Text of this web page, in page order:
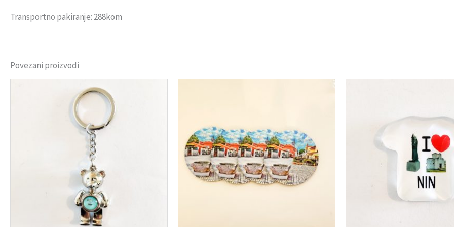
Transportno pakiranje: 288kom
Povezani proizvodi